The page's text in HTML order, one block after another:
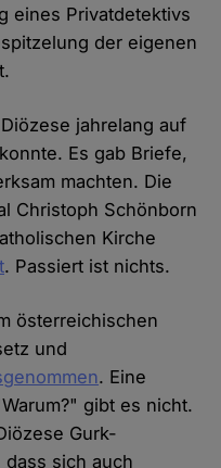
eines Privatdetektivs
der eigenen
jahrelang auf
Es gab Briefe,
machten. Die
Christoph Schönborn
Kirche
. Passiert ist nichts.
österreichischen
und
. Eine
gibt es nicht.
Gurk-
dass sich auch